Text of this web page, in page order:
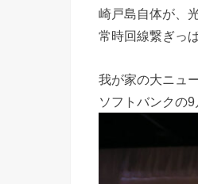
崎戸島自体が、
常時回線繋ぎっ
我が家の大ニュ
ソフトバンクの